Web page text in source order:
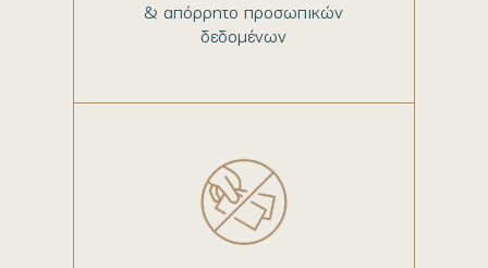
& απόρρητο προσωπικών
δεδομένων